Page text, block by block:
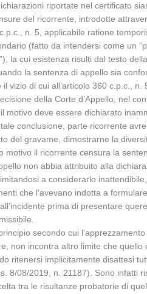
riportate nel certificato
del ricorrente, introdotte
n. 5, applicabile ratione
(fatto da intendersi come un
la cui esistenza risulti dal testo
la sentenza di appello sia
il vizio di cui all’articolo 360 c.p.c., n.
della Corte d’Appello, nel
motivo deve essere dichiarato
conclusione, parte ricorrente
del gravame, dimostrarne la
motivo il ricorrente censura la
non abbia attribuito alla
a considerarlo
che l’avevano indotta a
prima di presentare
secondo cui
non incontra altro limite che
ritenersi implicitamente disattesi
8/08/2019, n. 21187). Sono infatti
tra le risultanze probatorie di